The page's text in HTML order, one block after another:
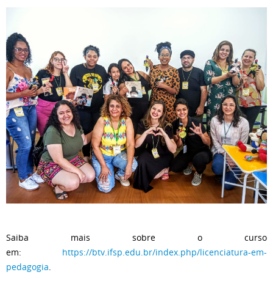
Saiba mais sobre o curso
em: https://btv.ifsp.edu.br/index.php/licenciatura-em-
pedagogia.